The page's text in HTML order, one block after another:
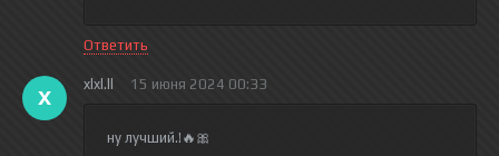
Ответить
X
xlxl.ll 15 июня 2024 00:33
ну лучший.!🔥🎀